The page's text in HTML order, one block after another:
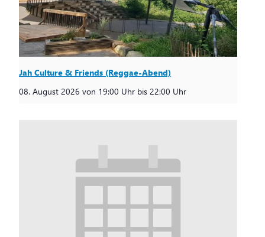
Jah Culture & Friends (Reggae-Abend)
08. August 2026 von 19:00 Uhr bis 22:00 Uhr